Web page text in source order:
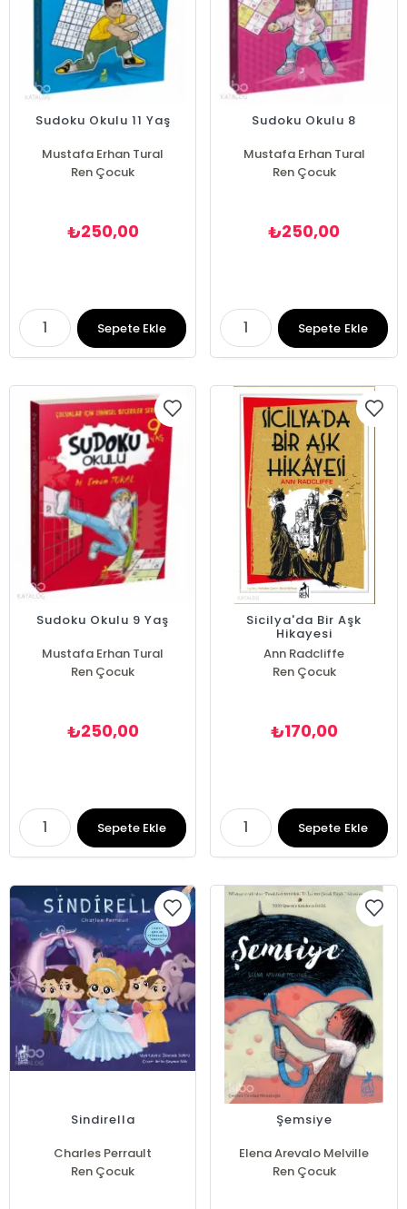
Sudoku Okulu 11 Yaş
Mustafa Erhan Tural
Ren Çocuk
₺250,00
Sepete Ekle
Sudoku Okulu 8
Mustafa Erhan Tural
Ren Çocuk
₺250,00
Sepete Ekle
Sudoku Okulu 9 Yaş
Mustafa Erhan Tural
Ren Çocuk
₺250,00
Sepete Ekle
Sicilya'da Bir Aşk
Hikayesi
Ann Radcliffe
Ren Çocuk
₺170,00
Sepete Ekle
Sindirella
Charles Perrault
Ren Çocuk
Şemsiye
Elena Arevalo Melville
Ren Çocuk